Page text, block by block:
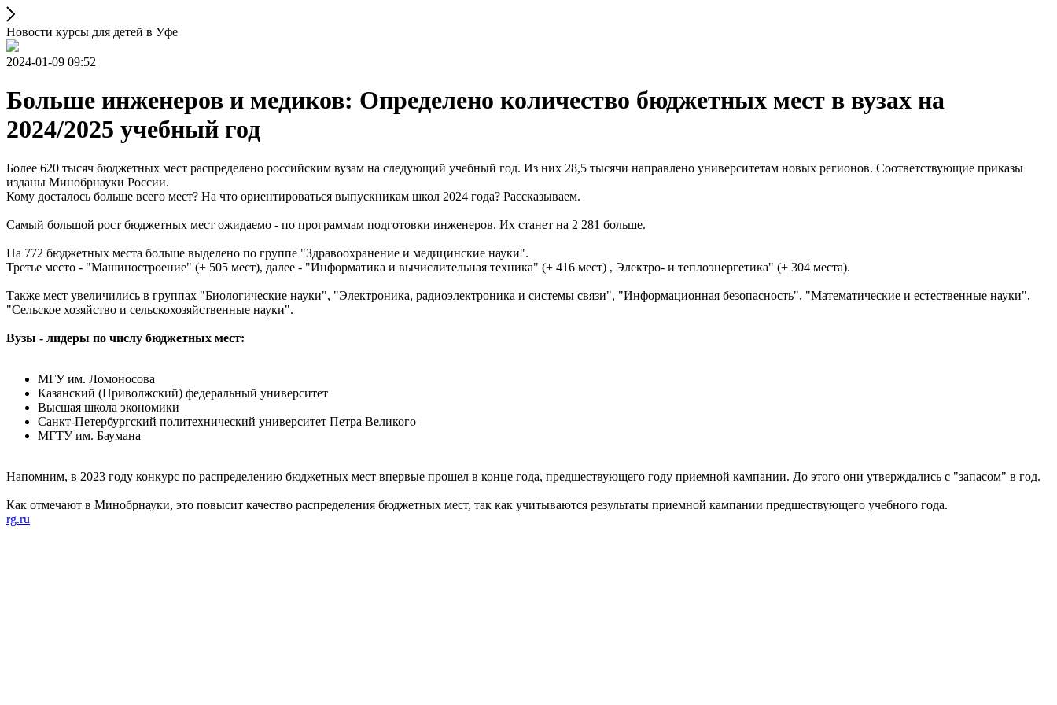
Новости курсы для детей в Уфе
2024-01-09 09:52
Больше инженеров и медиков: Определено количество бюджетных мест в вузах на
2024/2025 учебный год
Более 620 тысяч бюджетных мест распределено российским вузам на следующий учебный год. Из них 28,5 тысячи направлено университетам новых регионов. Соответствующие приказы
изданы Минобрнауки России.
Кому досталось больше всего мест? На что ориентироваться выпускникам школ 2024 года? Рассказываем.
Самый большой рост бюджетных мест ожидаемо - по программам подготовки инженеров. Их станет на 2 281 больше.
На 772 бюджетных места больше выделено по группе "Здравоохранение и медицинские науки".
Третье место - "Машиностроение" (+ 505 мест), далее - "Информатика и вычислительная техника" (+ 416 мест) , Электро- и теплоэнергетика" (+ 304 места).
Также мест увеличились в группах "Биологические науки", "Электроника, радиоэлектроника и системы связи", "Информационная безопасность", "Математические и естественные науки",
"Сельское хозяйство и сельскохозяйственные науки".
Вузы - лидеры по числу бюджетных мест:
МГУ им. Ломоносова
Казанский (Приволжский) федеральный университет
Высшая школа экономики
Санкт-Петербургский политехнический университет Петра Великого
МГТУ им. Баумана
Напомним, в 2023 году конкурс по распределению бюджетных мест впервые прошел в конце года, предшествующего году приемной кампании. До этого они утверждались с "запасом" в год.
Как отмечают в Минобрнауки, это повысит качество распределения бюджетных мест, так как учитываются результаты приемной кампании предшествующего учебного года.
rg.ru